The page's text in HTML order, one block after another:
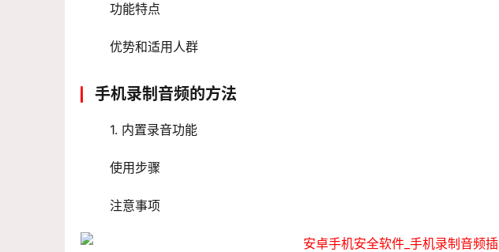
功能特点
优势和适用人群
手机录制音频的方法
1. 内置录音功能
使用步骤
注意事项